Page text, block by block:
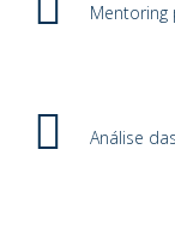
Mentoring
Análise